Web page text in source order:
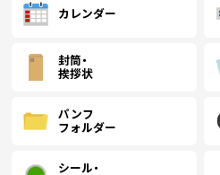
カレンダー
封筒・
挨拶状
パンフ
フォルダー
シール・
折り加工
無線綴じ冊子
封筒／クリアファイル